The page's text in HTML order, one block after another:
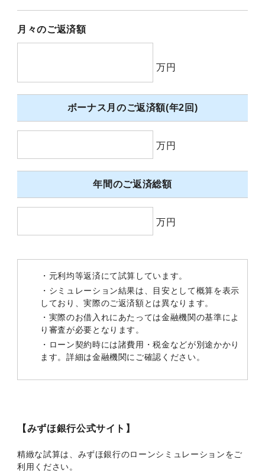
月々のご返済額
万円
ボーナス月のご返済額(年2回)
万円
年間のご返済総額
万円
・元利均等返済にて試算しています。
・シミュレーション結果は、目安として概算を表示
しており、実際のご返済額とは異なります。
・実際のお借入れにあたっては金融機関の基準によ
り審査が必要となります。
・ローン契約時には諸費用・税金などが別途かかり
ます。詳細は金融機関にご確認ください。
【みずほ銀行公式サイト】
精緻な試算は、みずほ銀行のローンシミュレーションをご
利用ください。